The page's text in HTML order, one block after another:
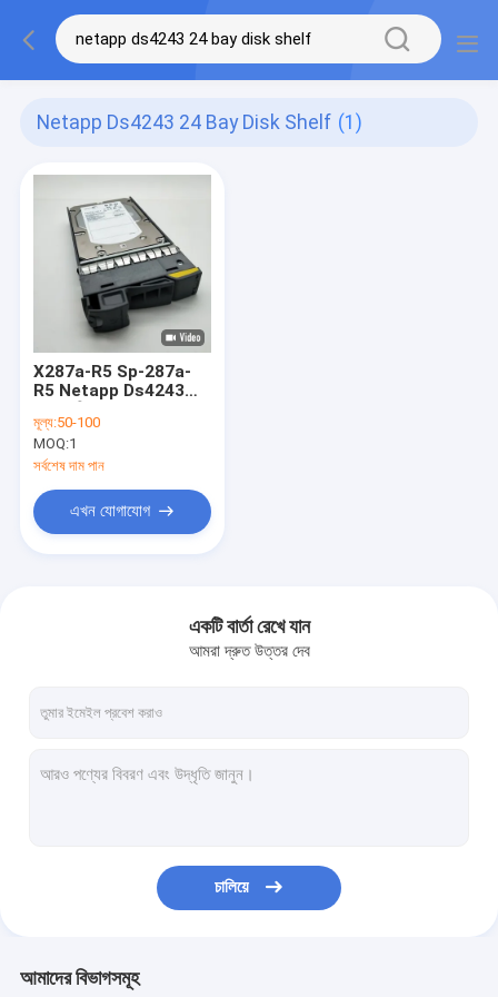
Netapp Ds4243 24 Bay Disk Shelf (1)
X287a-R5 Sp-287a-
R5 Netapp Ds4243
15k SAS HDD 108-
00166+C0
মূল্য:50-100
MOQ:1
সর্বশেষ দাম পান
এখন যোগাযোগ
একটি বার্তা রেখে যান
আমরা দ্রুত উত্তর দেব
চালিয়ে
আমাদের বিভাগসমূহ